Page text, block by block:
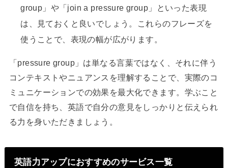
group」や「join a pressure group」といった表現
は、見ておくと良いでしょう。これらのフレーズを
使うことで、表現の幅が広がります。
「pressure group」は単なる言葉ではなく、それに伴う
コンテキストやニュアンスを理解することで、実際のコ
ミュニケーションでの効果を最大化できます。学ぶこと
で自信を持ち、英語で自分の意見をしっかりと伝えられ
る力を身いただきましょう。
英語力アップにおすすめのサービス一覧